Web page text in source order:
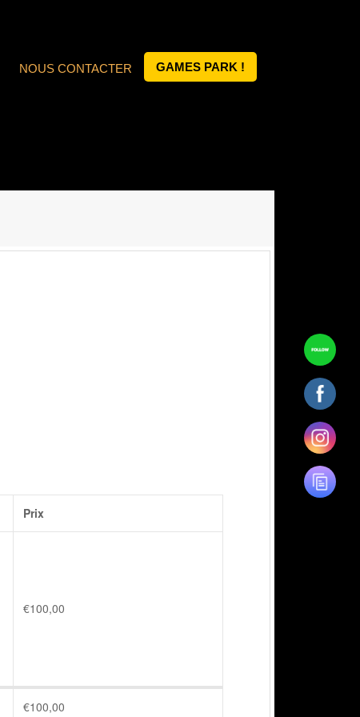
NOUS CONTACTER GAMES PARK !
Prix
€100,00
€100,00